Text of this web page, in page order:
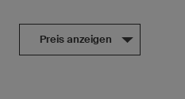
Preis anzeigen